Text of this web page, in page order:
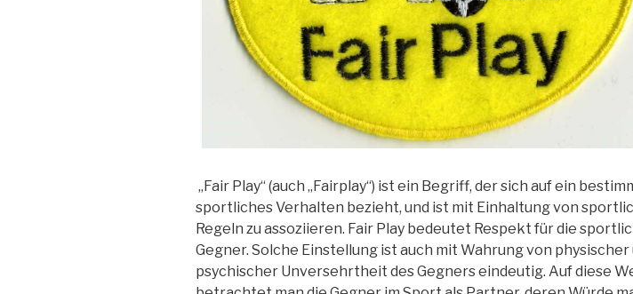
„Fair Play“ (auch „Fairplay“) ist ein Begriff, der sich auf ein
sportliches Verhalten bezieht, und ist mit Einhaltung von
Regeln zu assoziieren. Fair Play bedeutet Respekt für die
Gegner. Solche Einstellung ist auch mit Wahrung von physischer
psychischer Unversehrtheit des Gegners eindeutig. Auf diese